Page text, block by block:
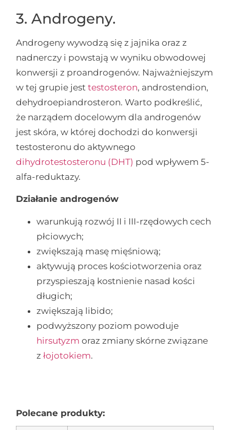
3. Androgeny.
Androgeny wywodzą się z jajnika oraz z
nadnerczy i powstają w wyniku obwodowej
konwersji z proandrogenów. Najważniejszym
w tej grupie jesttestosteron, androstendion,
dehydroepiandrosteron. Warto podkreślić,
że narządem docelowym dla androgenów
jest skóra, w której dochodzi do konwersji
testosteronu do aktywnego
dihydrotestosteronu (DHT) pod wpływem 5-
alfa-reduktazy.
Działanie androgenów
warunkują rozwój II i III-rzędowych cech
płciowych;
zwiększają masę mięśniową;
aktywują proces kościotworzenia oraz
przyspieszają kostnienie nasad kości
długich;
zwiększają libido;
podwyższony poziom powoduje
hirsutyzm oraz zmiany skórne związane
złojotokiem.
Polecane produkty: